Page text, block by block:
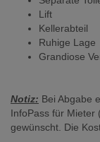
Lift
Kellerabteil
Ruhige Lage
Grandiose
Notiz: Bei Abgabe
InfoPass für Mieter (
gewünscht. Die